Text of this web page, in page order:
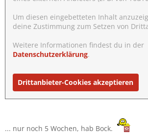
Um diesen eingebetteten Inhalt
deine Zustimmung zum Setzen von
Weitere Informationen findest du in der
Datenschutzerklärung.
Drittanbieter-Cookies akzeptieren
... nur noch 5 Wochen, hab Bock.